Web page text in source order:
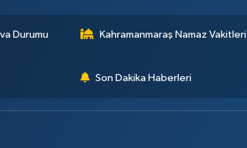
Durumu Kahramanmaraş Namaz Vakitleri
Son Dakika Haberleri